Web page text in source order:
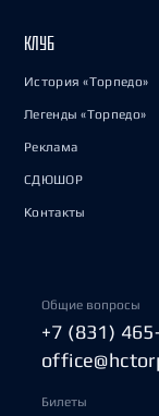
КЛУБ
История «Торпедо»
Легенды «Торпедо»
Реклама
СДЮШОР
Контакты
Общие вопросы
+7 (831)
Билеты